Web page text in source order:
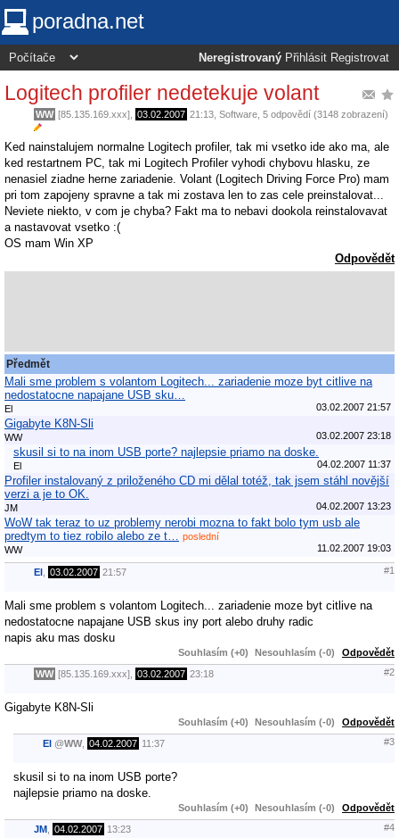
poradna.net
Neregistrovaný Přihlásit Registrovat
Logitech profiler nedetekuje volant
WW [85.135.169.xxx], 03.02.2007 21:13 Software , 5 odpovědí (3148 zobrazení)
Ked nainstalujem normalne Logitech profiler, tak mi vsetko ide ako ma, ale
ked restartnem PC, tak mi Logitech Profiler vyhodi chybovu hlasku, ze
nenasiel ziadne herne zariadenie. Volant (Logitech Driving Force Pro) mam
pri tom zapojeny spravne a tak mi zostava len to zas cele preinstalovat...
Neviete niekto, v com je chyba? Fakt ma to nebavi dookola reinstalovavat
a nastavovat vsetko :(
OS mam Win XP
Odpovědět
Předmět
Mali sme problem s volantom Logitech... zariadenie moze byt citlive na
nedostatocne napajane USB sku…
El 03.02.2007 21:57
Gigabyte K8N-Sli
WW 03.02.2007 23:18
skusil si to na inom USB porte? najlepsie priamo na doske.
El 04.02.2007 11:37
Profiler instalovaný z priloženého CD mi dělal totéž, tak jsem stáhl novější
verzi a je to OK.
JM 04.02.2007 13:23
WoW tak teraz to uz problemy nerobi mozna to fakt bolo tym usb ale
predtym to tiez robilo alebo ze t…
poslední
WW
11.02.2007 19:03
El 03.02.2007 21:57 #1
Mali sme problem s volantom Logitech... zariadenie moze byt citlive na
nedostatocne napajane USB skus iny port alebo druhy radic
napis aku mas dosku
Souhlasím (+0) Nesouhlasím (-0) Odpovědět
WW [85.135.169.xxx], 03.02.2007 23:18 #2
Gigabyte K8N-Sli
Souhlasím (+0) Nesouhlasím (-0) Odpovědět
El @WW, 04.02.2007 11:37 #3
skusil si to na inom USB porte?
najlepsie priamo na doske.
Souhlasím (+0) Nesouhlasím (-0) Odpovědět
JM 04.02.2007 13:23 #4